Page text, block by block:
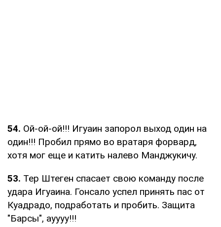
54. Ой-ой-ой!!! Игуаин запорол выход один на
один!!! Пробил прямо во вратаря форвард,
хотя мог еще и катить налево Манджукичу.
53. Тер Штеген спасает свою команду после
удара Игуаина. Гонсало успел принять пас от
Куадрадо, подработать и пробить. Защита
"Барсы", ауууу!!!